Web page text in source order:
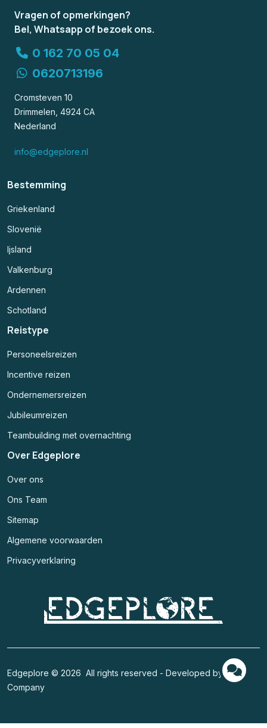
Vragen of opmerkingen?
Bel, Whatsapp of bezoek ons.
0 162 70 05 04
0620713196
Cromsteven 10
Drimmelen, 4924 CA
Nederland
info@edgeplore.nl
Bestemming
Griekenland
Slovenië
Ijsland
Valkenburg
Ardennen
Schotland
Reistype
Personeelsreizen
Incentive reizen
Ondernemersreizen
Jubileumreizen
Teambuilding met overnachting
Over Edgeplore
Over ons
Ons Team
Sitemap
Algemene voorwaarden
Privacyverklaring
Edgeplore © 2026 All rights reserved - Developed by Code
Company